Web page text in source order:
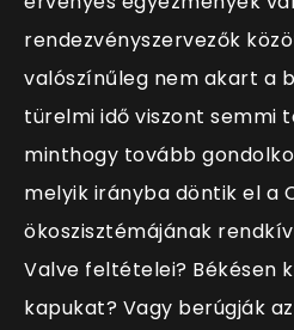
rendezvényszervezők
valószínűleg nem akart a
türelmi idő viszont semmi
minthogy tovább
melyik irányba döntik el a
ökoszisztémájának
Valve feltételei? Békésen
kapukat? Vagy berúgják